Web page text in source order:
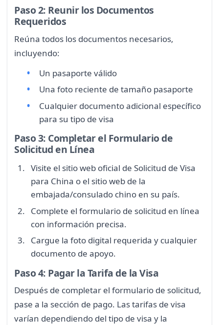
Paso 2: Reunir los Documentos
Requeridos
Reúna todos los documentos necesarios,
incluyendo:
Un pasaporte válido
Una foto reciente de tamaño pasaporte
Cualquier documento adicional específico
para su tipo de visa
Paso 3: Completar el Formulario de
Solicitud en Línea
Visite el sitio web oficial de Solicitud de Visa
para China o el sitio web de la
embajada/consulado chino en su país.
Complete el formulario de solicitud en línea
con información precisa.
Cargue la foto digital requerida y cualquier
documento de apoyo.
Paso 4: Pagar la Tarifa de la Visa
Después de completar el formulario de solicitud,
pase a la sección de pago. Las tarifas de visa
varían dependiendo del tipo de visa y la